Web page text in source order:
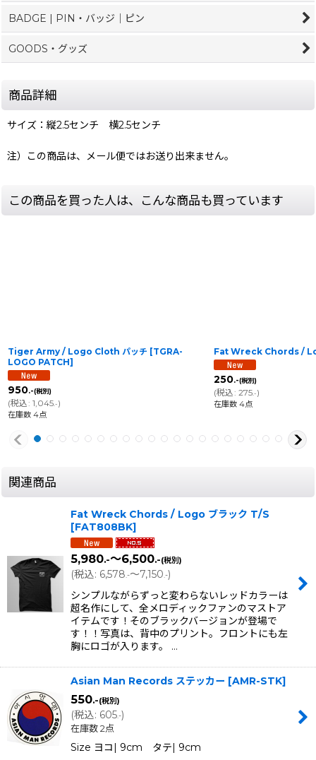
BADGE | PIN・バッジ｜ピン
GOODS・グッズ
商品詳細
サイズ：縦2.5センチ 横2.5センチ
注）この商品は、メール便ではお送り出来ません。
この商品を買った人は、こんな商品も買っています
Tiger Army / Logo Cloth パッチ [TGRA-
LOGO PATCH]
950.-(税別)
(税込: 1,045.-)
在庫数 4点
Fat Wreck Chords /
250.-(税別)
(税込: 275.-)
在庫数 4点
関連商品
Fat Wreck Chords / Logo ブラック T/S
[FAT808BK]
5,980.-～6,500.-(税別)
(税込: 6,578.-～7,150.-)
シンプルながらずっと変わらないレッドカラーは
超名作にして、全メロディックファンのマストア
イテムです！そのブラックバージョンが登場で
す！！写真は、背中のプリント。フロントにも左
胸にロゴが入ります。 …
Asian Man Records ステッカー [AMR-STK]
550.-(税別)
(税込: 605.-)
在庫数 2点
Size ヨコ| 9cm タテ| 9cm